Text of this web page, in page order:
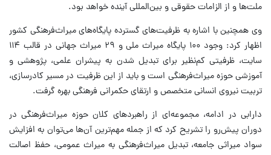
ملت‌ها و از الزامات حقوقی و بین‌المللی آینده خواهد بود.
وی همچنین با اشاره به ظرفیت‌های گسترده پایگاه‌های میراث‌فرهنگی کشور
اظهار کرد: وجود ۱۰۰ پایگاه میراث ملی و ۲۹ میراث جهانی در قالب ۱۱۴
سایت، ظرفیتی کم‌نظیر برای تبدیل شدن به پیشران علمی، پژوهشی و
آموزشی حوزه میراث‌فرهنگی است و باید از این ظرفیت در مسیر کادرسازی،
تربیت نیروی انسانی متخصص و ارتقای حکمرانی فرهنگی بهره گرفت.
دارابی در ادامه، مجموعه‌ای از راهبردهای کلان حوزه میراث‌فرهنگی در
دوران پیش‌رو را تشریح کرد که از جمله مهم‌ترین آن‌ها می‌توان به افزایش
سواد میراثی جامعه، تبدیل میراث‌فرهنگی به میراث عمومی، حفظ اصالت